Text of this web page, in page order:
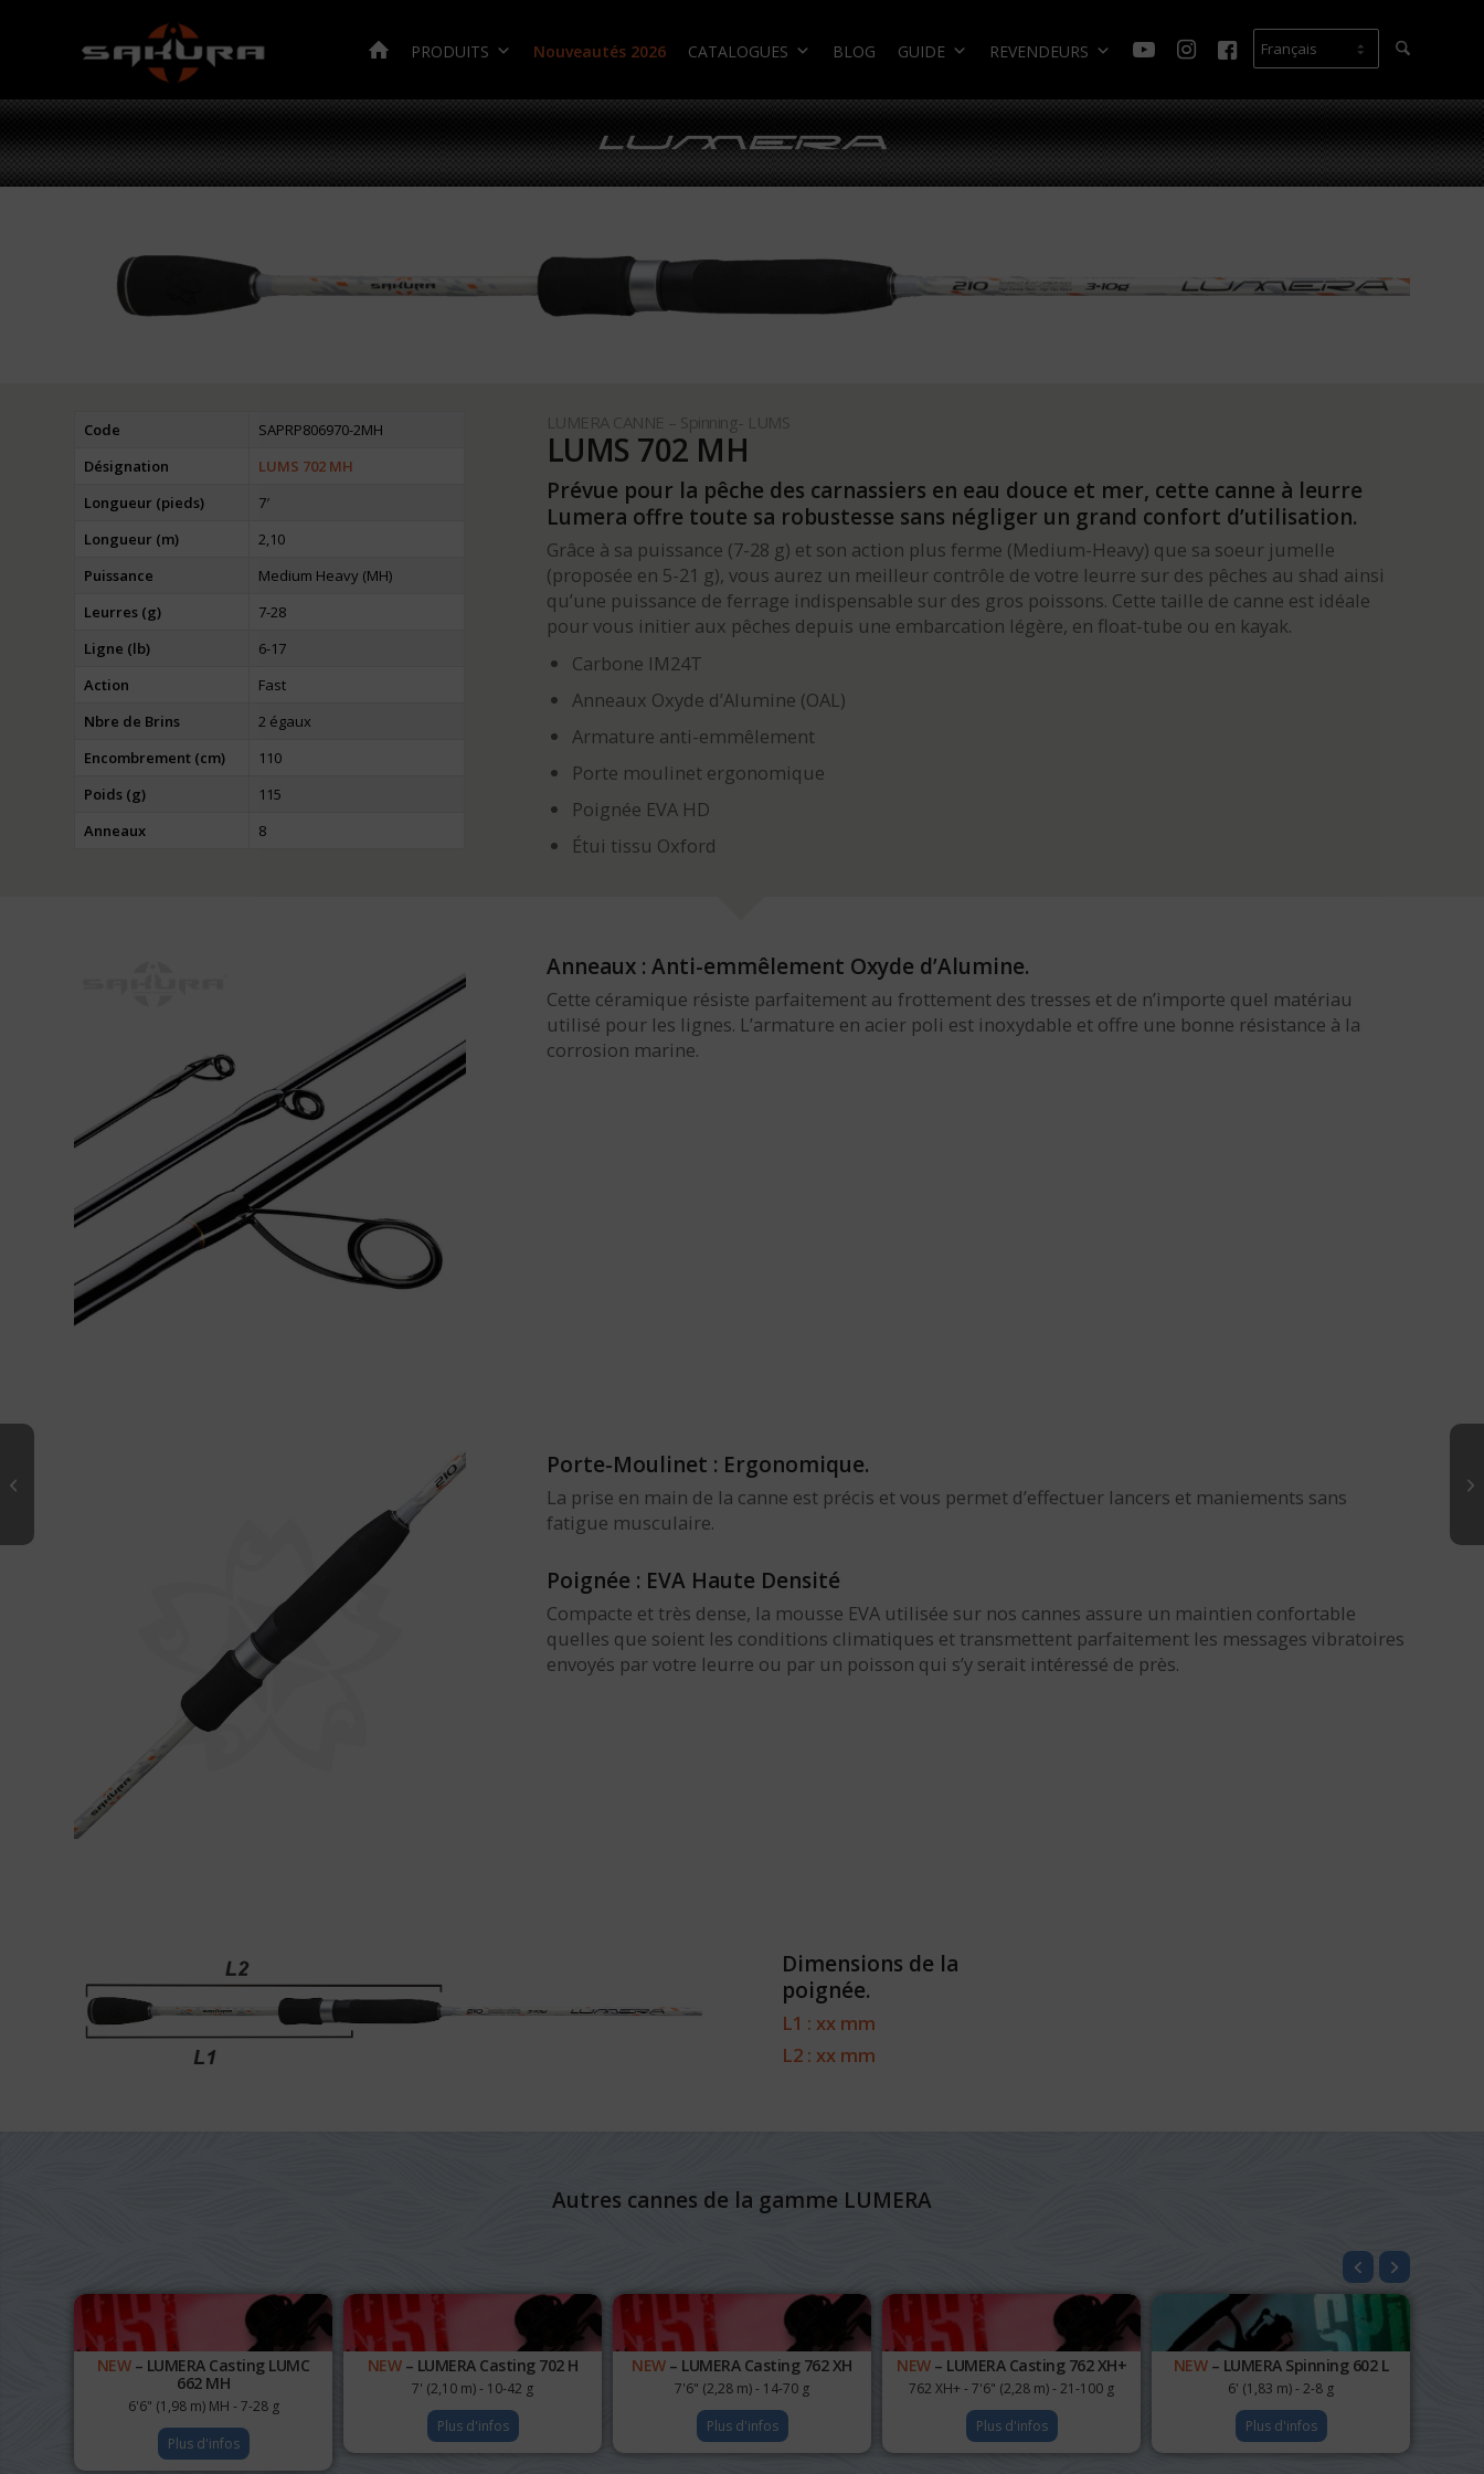
PRODUITS Nouveautés 2026 CATALOGUES BLOG GUIDE REVENDEURS
Code
SAPRP806970-2MH
Désignation
LUMS 702 MH
Longueur (pieds)
7′
Longueur (m)
2,10
Puissance
Medium Heavy (MH)
Leurres (g)
7-28
Ligne (lb)
6-17
Action
Fast
Nbre de Brins
2 égaux
Encombrement (cm)
110
Poids (g)
115
Anneaux
8
LUMERA CANNE – Spinning- LUMS
LUMS 702 MH
Prévue pour la pêche des carnassiers en eau douce et mer, cette canne à leurre
Lumera offre toute sa robustesse sans négliger un grand confort d’utilisation.
Grâce à sa puissance (7-28 g) et son action plus ferme (Medium-Heavy) que sa soeur jumelle
(proposée en 5-21 g), vous aurez un meilleur contrôle de votre leurre sur des pêches au shad ainsi
qu’une puissance de ferrage indispensable sur des gros poissons. Cette taille de canne est idéale
pour vous initier aux pêches depuis une embarcation légère, en float-tube ou en kayak.
Carbone IM24T
Anneaux Oxyde d’Alumine (OAL)
Armature anti-emmêlement
Porte moulinet ergonomique
Poignée EVA HD
Étui tissu Oxford
Anneaux : Anti-emmêlement Oxyde d’Alumine.
Cette céramique résiste parfaitement au frottement des tresses et de n’importe quel matériau
utilisé pour les lignes. L’armature en acier poli est inoxydable et offre une bonne résistance à la
corrosion marine.
Porte-Moulinet : Ergonomique.
La prise en main de la canne est précis et vous permet d’effectuer lancers et maniements sans
fatigue musculaire.
Poignée : EVA Haute Densité
Compacte et très dense, la mousse EVA utilisée sur nos cannes assure un maintien confortable
quelles que soient les conditions climatiques et transmettent parfaitement les messages vibratoires
envoyés par votre leurre ou par un poisson qui s’y serait intéressé de près.
Dimensions de la
poignée.
L1 : xx mm
L2 : xx mm
Autres cannes de la gamme LUMERA
NEW– LUMERA Casting LUMC
662 MH
6'6" (1,98 m) MH - 7-28 g
Plus d'infos
NEW– LUMERA Casting 702 H
7' (2,10 m) - 10-42 g
Plus d'infos
NEW– LUMERA Casting 762 XH
7'6" (2,28 m) - 14-70 g
Plus d'infos
NEW– LUMERA Casting 762 XH+
762 XH+ - 7'6" (2,28 m) - 21-100 g
Plus d'infos
NEW– LUMERA Spinning 602 L
6' (1,83 m) - 2-8 g
Plus d'infos